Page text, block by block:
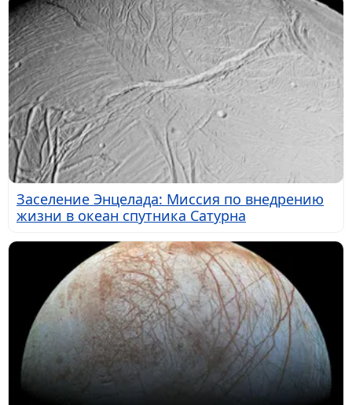
Заселение Энцелада: Миссия по внедрению
жизни в океан спутника Сатурна